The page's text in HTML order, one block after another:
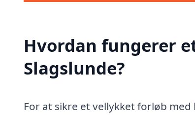
Hvordan fungerer
Slagslunde?
For at sikre et vellykket forløb